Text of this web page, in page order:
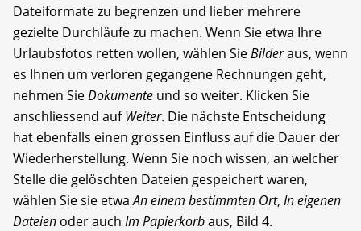
Dateiformate zu begrenzen und lieber mehrere
gezielte Durchläufe zu machen. Wenn Sie etwa Ihre
Urlaubsfotos retten wollen, wählen SieBilderaus, wenn
es Ihnen um verloren gegangene Rechnungen geht,
nehmen SieDokumente und so weiter. Klicken Sie
anschliessend aufWeiter. Die nächste Entscheidung
hat ebenfalls einen grossen Einfluss auf die Dauer der
Wiederherstellung. Wenn Sie noch wissen, an welcher
Stelle die gelöschten Dateien gespeichert waren,
wählen Sie sie etwaAn einem bestimmten Ort, In eigenen
Dateien oder auch Im Papierkorbaus, Bild 4.